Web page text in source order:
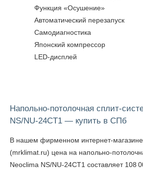
Функция «Осушение»
Автоматический перезапуск
Самодиагностика
Японский компрессор
LED-дисплей
Напольно-потолочная сплит-
NS/NU-24CT1 — купить в СПб
В нашем фирменном интернет-
(mrklimat.ru) цена на напольно-
Neoclima NS/NU-24CT1 составляет 108